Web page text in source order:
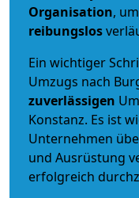
Organisation,
reibungslos
Ein wichtiger
Umzugs nach
zuverlässigen
Konstanz. Es ist
Unternehmen
und Ausrüstung
erfolgreich